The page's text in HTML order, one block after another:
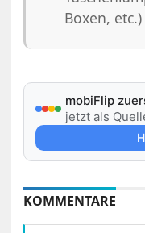
Boxen, etc.)
mobiFlip
jetzt als
KOMMENTARE